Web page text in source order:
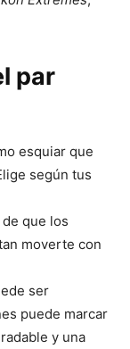
par
esquiar que
según tus
que los
moverte con
ser
puede marcar
y una